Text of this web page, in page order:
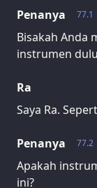
77.1
Penanya
Bisakah Anda
instrumen
Ra
Saya Ra.
77.2
Penanya
Apakah
ini?